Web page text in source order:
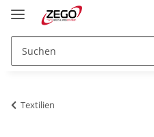
Textilien